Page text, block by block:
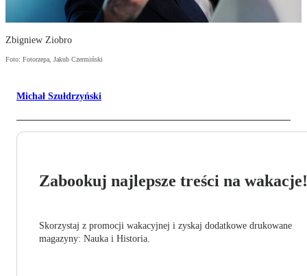
Zbigniew Ziobro
Foto: Fotorzepa, Jakub Czermiński
Michał Szułdrzyński
Zabookuj najlepsze treści na wakacje!
Skorzystaj z promocji wakacyjnej i zyskaj dodatkowe drukowane
magazyny: Nauka i Historia.